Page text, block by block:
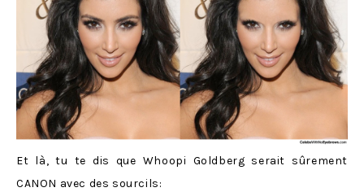
Et là, tu te dis que Whoopi Goldberg serait sûrement
CANON avec des sourcils: